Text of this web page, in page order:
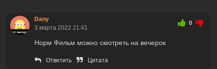
Dany
3 марта 2022 21:41
0
Норм Фильм можно смотреть на вечерок
Ответить Цитата